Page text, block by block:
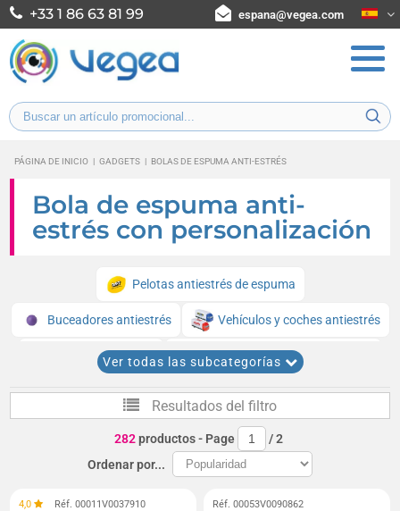
+33 1 86 63 81 99 espana@vegea.com
PÁGINA DE INICIO | GADGETS | BOLAS DE ESPUMA ANTI-ESTRÉS
Bola de espuma anti-
estrés con personalización
Pelotas antiestrés de espuma
Buceadores antiestrés Vehículos y coches antiestrés
Pelotas antiestrés Animales antiestrés de mousse
Personajes y mascotas antiestrés
Teléfonos con soportes de espuma antiestrés
Llaveros antiestrés de espuma
Objetos médicos de espuma anti-estrés
Ver todas las subcategorías
Resultados del filtro
282productos- Page /2
Ordenar por...
4,0 Réf. 00011V0037910 Réf. 00053V0090862